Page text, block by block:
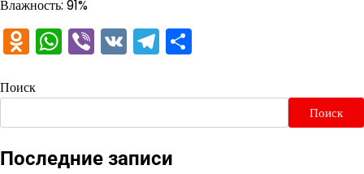
Влажность: 91%
Odnoklassniki
WhatsApp
Viber
VKTelegram
Поиск
Поиск
Последние записи